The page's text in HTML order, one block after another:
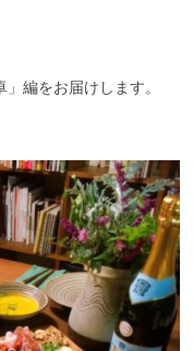
編をお届けします。